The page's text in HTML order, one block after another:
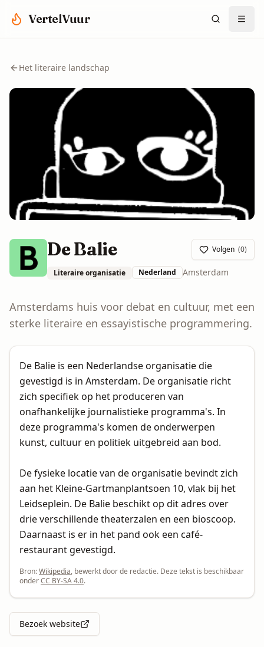
VertelVuur
Het literaire landschap
De Balie Volgen (0)
Literaire organisatie Nederland Amsterdam
Amsterdams huis voor debat en cultuur, met een
sterke literaire en essayistische programmering.
De Balie is een Nederlandse organisatie die
gevestigd is in Amsterdam. De organisatie richt
zich specifiek op het produceren van
onafhankelijke journalistieke programma's. In
deze programma's komen de onderwerpen
kunst, cultuur en politiek uitgebreid aan bod.
De fysieke locatie van de organisatie bevindt zich
aan het Kleine-Gartmanplantsoen 10, vlak bij het
Leidseplein. De Balie beschikt op dit adres over
drie verschillende theaterzalen en een bioscoop.
Daarnaast is er in het pand ook een café-
restaurant gevestigd.
Bron:Wikipedia, bewerkt door de redactie. Deze tekst is beschikbaar
onderCC BY-SA 4.0.
Bezoek website